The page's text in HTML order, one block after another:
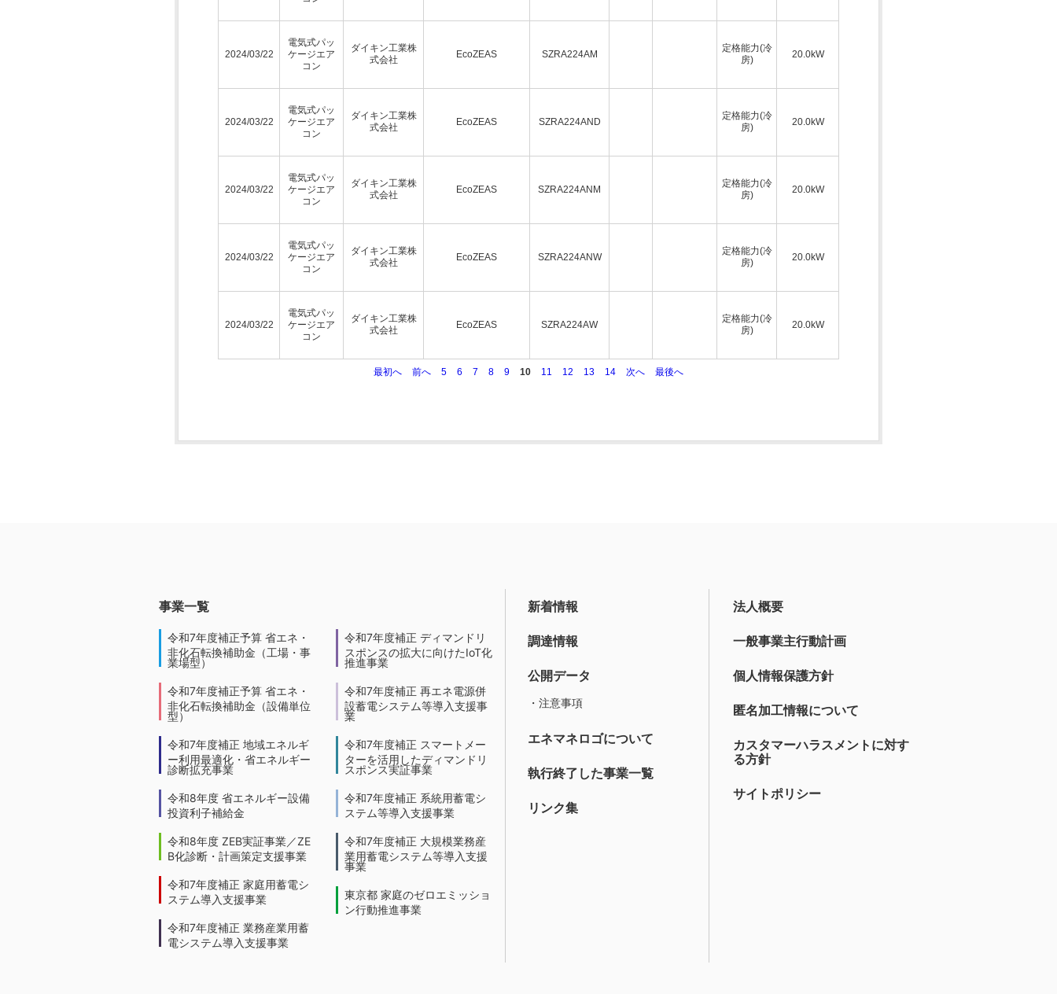
2024/03/22
電気式パッ
ケージエア
コン
ダイキン工業株
式会社
EcoZEAS SZRA224AM
定格能力(冷
房)
20.0kW
2024/03/22
電気式パッ
ケージエア
コン
ダイキン工業株
式会社
EcoZEAS SZRA224AND
定格能力(冷
房)
20.0kW
2024/03/22
電気式パッ
ケージエア
コン
ダイキン工業株
式会社
EcoZEAS SZRA224ANM
定格能力(冷
房)
20.0kW
2024/03/22
電気式パッ
ケージエア
コン
ダイキン工業株
式会社
EcoZEAS SZRA224ANW
定格能力(冷
房)
20.0kW
2024/03/22
電気式パッ
ケージエア
コン
ダイキン工業株
式会社
EcoZEAS SZRA224AW
定格能力(冷
房)
20.0kW
最初へ 前へ 5 6 7 8 9 10 11 12 13 14 次へ 最後へ
事業一覧
令和7年度補正予算 省エネ・
非化石転換補助金（工場・事
業場型）
令和7年度補正予算 省エネ・
非化石転換補助金（設備単位
型）
令和7年度補正 地域エネルギ
ー利用最適化・省エネルギー
診断拡充事業
令和8年度 省エネルギー設備
投資利子補給金
令和8年度 ZEB実証事業／ZE
B化診断・計画策定支援事業
令和7年度補正 家庭用蓄電シ
ステム導入支援事業
令和7年度補正 業務産業用蓄
電システム導入支援事業
令和7年度補正 ディマンドリ
スポンスの拡大に向けたIoT化
推進事業
令和7年度補正 再エネ電源併
設蓄電システム等導入支援事
業
令和7年度補正 スマートメー
ターを活用したディマンドリ
スポンス実証事業
令和7年度補正 系統用蓄電シ
ステム等導入支援事業
令和7年度補正 大規模業務産
業用蓄電システム等導入支援
事業
東京都 家庭のゼロエミッショ
ン行動推進事業
新着情報
調達情報
公開データ
・注意事項
エネマネロゴについて
執行終了した事業一覧
リンク集
法人概要
一般事業主行動計画
個人情報保護方針
匿名加工情報について
カスタマーハラスメントに対す
る方針
サイトポリシー